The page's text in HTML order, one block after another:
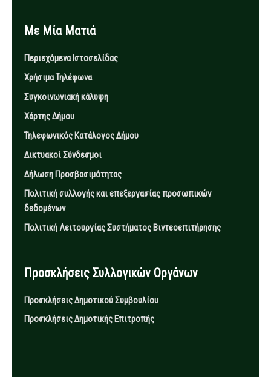
Με Μία Ματιά
Περιεχόμενα Ιστοσελίδας
Χρήσιμα Τηλέφωνα
Συγκοινωνιακή κάλυψη
Χάρτης Δήμου
Τηλεφωνικός Κατάλογος Δήμου
Δικτυακοί Σύνδεσμοι
Δήλωση Προσβασιμότητας
Πολιτική συλλογής και επεξεργασίας προσωπικών
δεδομένων
Πολιτική Λειτουργίας Συστήματος Βιντεοεπιτήρησης
Προσκλήσεις Συλλογικών Οργάνων
Προσκλήσεις Δημοτικού Συμβουλίου
Προσκλήσεις Δημοτικής Επιτροπής